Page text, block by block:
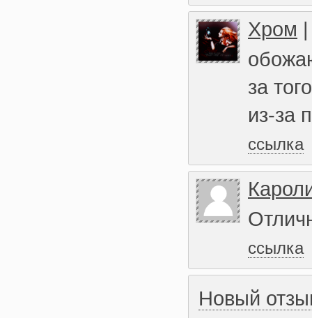
Хром
за
из-за
ссылка
ссылка
Новый